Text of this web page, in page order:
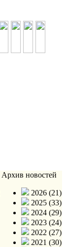
Архив новостей
2026 (21)
2025 (33)
2024 (29)
2023 (24)
2022 (27)
2021 (30)